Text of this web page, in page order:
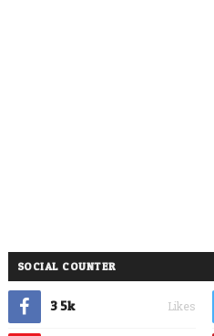
SOCIAL COUNTER
3.5k Likes